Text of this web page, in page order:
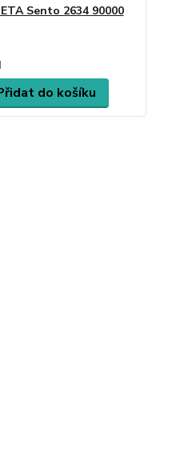
Sento 2634 90000
do košíku